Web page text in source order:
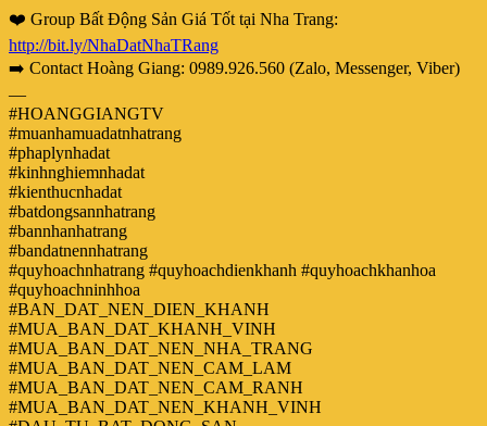
❤️ Group Bất Động Sản Giá Tốt tại Nha Trang:
http://bit.ly/NhaDatNhaTRang
➡️ Contact Hoàng Giang: 0989.926.560 (Zalo, Messenger, Viber)
—
#HOANGGIANGTV
#muanhamuadatnhatrang
#phaplynhadat
#kinhnghiemnhadat
#kienthucnhadat
#batdongsannhatrang
#bannhanhatrang
#bandatnennhatrang
#quyhoachnhatrang #quyhoachdienkhanh #quyhoachkhanhoa
#quyhoachninhhoa
#BAN_DAT_NEN_DIEN_KHANH
#MUA_BAN_DAT_KHANH_VINH
#MUA_BAN_DAT_NEN_NHA_TRANG
#MUA_BAN_DAT_NEN_CAM_LAM
#MUA_BAN_DAT_NEN_CAM_RANH
#MUA_BAN_DAT_NEN_KHANH_VINH